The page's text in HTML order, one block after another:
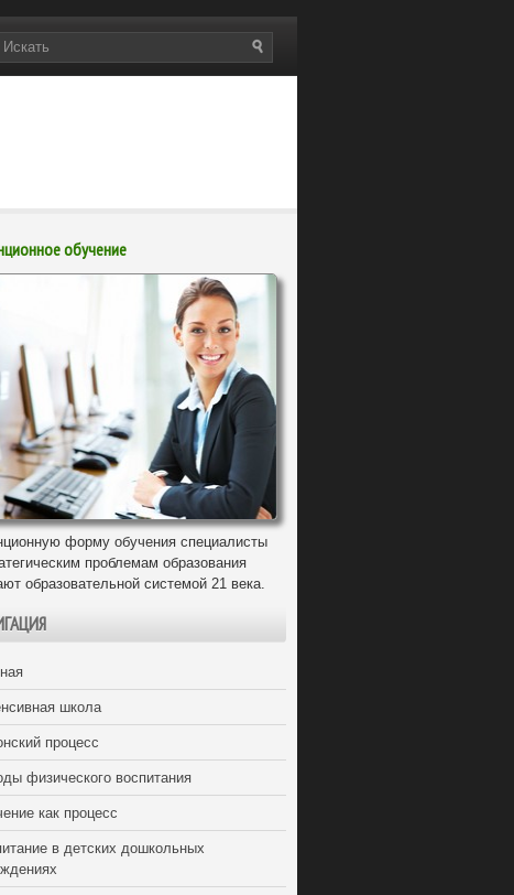
обучение
форму обучения специалисты
проблемам образования
образовательной системой 21 века.
школа
процесс
физического воспитания
как процесс
в детских дошкольных